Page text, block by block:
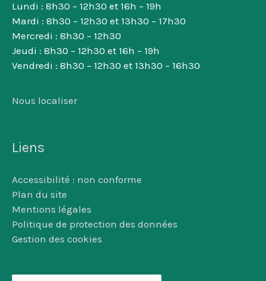
Lundi : 8h30 – 12h30 et 16h – 19h
Mardi : 8h30 – 12h30 et 13h30 – 17h30
Mercredi : 8h30 – 12h30
Jeudi : 8h30 – 12h30 et 16h – 19h
Vendredi : 8h30 – 12h30 et 13h30 – 16h30
Nous localiser
Liens
Accessibilité : non conforme
Plan du site
Mentions légales
Politique de protection des données
Gestion des cookies